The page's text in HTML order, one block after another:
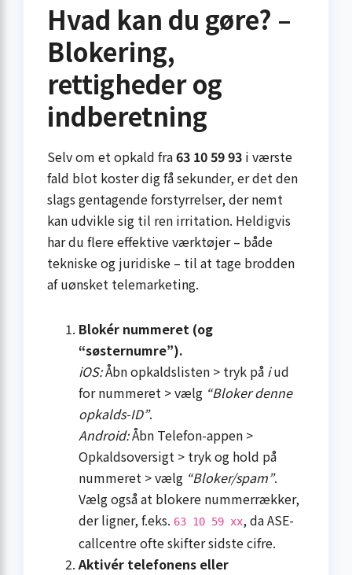
Hvad kan du gøre? –
Blokering,
rettigheder og
indberetning
Selv om et opkald fra63 10 59 93 i værste
fald blot koster dig få sekunder, er det den
slags gentagende forstyrrelser, der nemt
kan udvikle sig til ren irritation. Heldigvis
har du flere effektive værktøjer – både
tekniske og juridiske – til at tage brodden
af uønsket telemarketing.
Blokér nummeret (og
“søsternumre”).
iOS:Åbn opkaldslisten > tryk på iud
for nummeret > vælg “Bloker denne
opkalds-ID”.
Android:Åbn Telefon-appen >
Opkaldsoversigt > tryk og hold på
nummeret > vælg “Bloker/spam”.
Vælg også at blokere nummerrækker,
der ligner, f.eks. 63 10 59 xx, da ASE-
callcentre ofte skifter sidste cifre.
Aktivér telefonens eller